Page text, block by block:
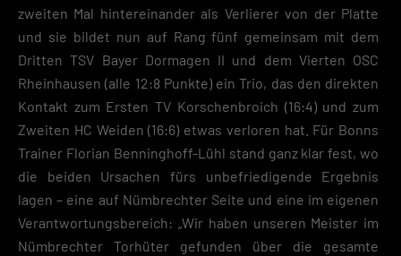
zweiten Mal hintereinander als Verlierer von der Platte
und sie bildet nun auf Rang fünf gemeinsam mit dem
Dritten TSV Bayer Dormagen II und dem Vierten OSC
Rheinhausen (alle 12:8 Punkte) ein Trio, das den direkten
Kontakt zum Ersten TV Korschenbroich (16:4) und zum
Zweiten HC Weiden (16:6) etwas verloren hat. Für Bonns
Trainer Florian Benninghoff-Lühl stand ganz klar fest, wo
die beiden Ursachen fürs unbefriedigende Ergebnis
lagen – eine auf Nümbrechter Seite und eine im eigenen
Verantwortungsbereich: „Wir haben unseren Meister im
Nümbrechter Torhüter gefunden über die gesamte